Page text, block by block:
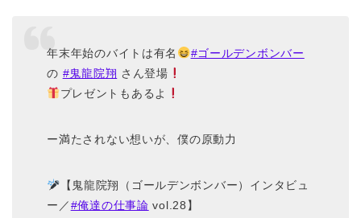
年末年始のバイトは有名
#ゴールデンボンバー
の #鬼龍院翔 さん登場
プレゼントもあるよ
ー満たされない想いが、僕の原動力
【鬼龍院翔（ゴールデンボンバー）インタビュ
ー／#俺達の仕事論 vol.28】